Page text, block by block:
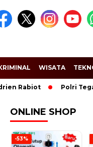
WISATA
Polri Tegaskan
ONLINE SHOP
-53%